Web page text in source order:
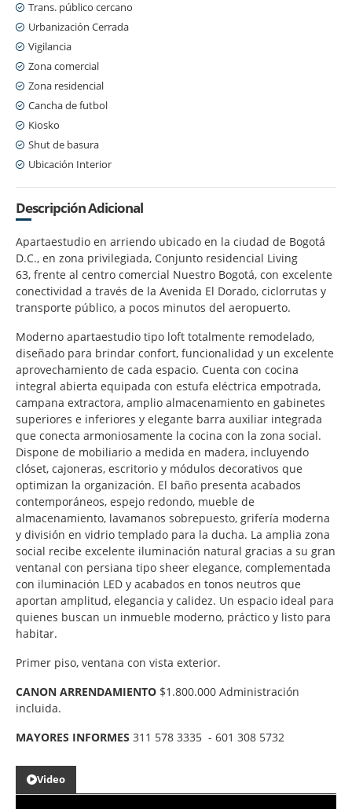
Trans. público cercano
Urbanización Cerrada
Vigilancia
Zona comercial
Zona residencial
Cancha de futbol
Kiosko
Shut de basura
Ubicación Interior
Descripción Adicional
Apartaestudio en arriendo ubicado en la ciudad de Bogotá
D.C., en zona privilegiada, Conjunto residencial Living
63, frente al centro comercial Nuestro Bogotá, con excelente
conectividad a través de la Avenida El Dorado, ciclorrutas y
transporte público, a pocos minutos del aeropuerto.
Moderno apartaestudio tipo loft totalmente remodelado,
diseñado para brindar confort, funcionalidad y un excelente
aprovechamiento de cada espacio. Cuenta con cocina
integral abierta equipada con estufa eléctrica empotrada,
campana extractora, amplio almacenamiento en gabinetes
superiores e inferiores y elegante barra auxiliar integrada
que conecta armoniosamente la cocina con la zona social.
Dispone de mobiliario a medida en madera, incluyendo
clóset, cajoneras, escritorio y módulos decorativos que
optimizan la organización. El baño presenta acabados
contemporáneos, espejo redondo, mueble de
almacenamiento, lavamanos sobrepuesto, grifería moderna
y división en vidrio templado para la ducha. La amplia zona
social recibe excelente iluminación natural gracias a su gran
ventanal con persiana tipo sheer elegance, complementada
con iluminación LED y acabados en tonos neutros que
aportan amplitud, elegancia y calidez. Un espacio ideal para
quienes buscan un inmueble moderno, práctico y listo para
habitar.
Primer piso, ventana con vista exterior.
CANON ARRENDAMIENTO $1.800.000 Administración
incluida.
MAYORES INFORMES 311 578 3335 - 601 308 5732
Video